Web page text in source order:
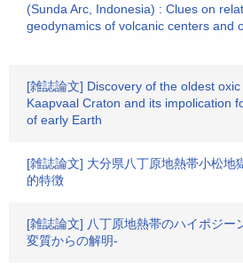
(Sunda Arc, Indonesia) : Clues on
geodynamics of volcanic centers and
[雑誌論文] Discovery of the oldest
Kaapvaal Craton and its impolication
of early Earth
[雑誌論文] 大分県八丁原地熱帯小松地
的特徴
[雑誌論文] 八丁原地熱帯のハイポジー
変質からの解明-